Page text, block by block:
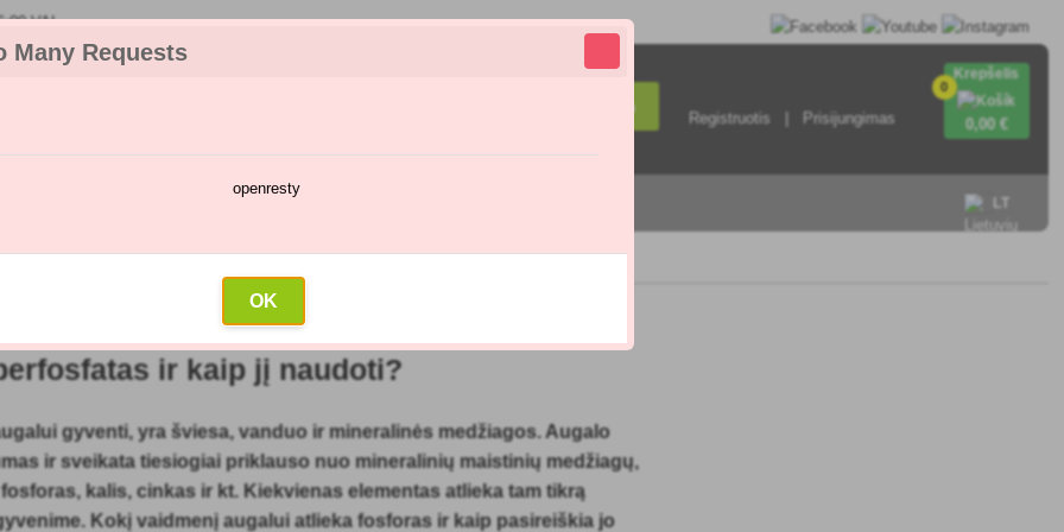
Many Requests
openresty
OK
VAL
Paieška
Registruotis Prisijungimas
0
Krepšelis
0,00 €
LT
ir kaip jį naudoti?
gyventi, yra šviesa, vanduo ir mineralinės medžiagos. Augalo
ir sveikata tiesiogiai priklauso nuo mineralinių maistinių medžiagų,
kalis, cinkas ir kt. Kiekvienas elementas atlieka tam tikrą
Kokį vaidmenį augalui atlieka fosforas ir kaip pasireiškia jo